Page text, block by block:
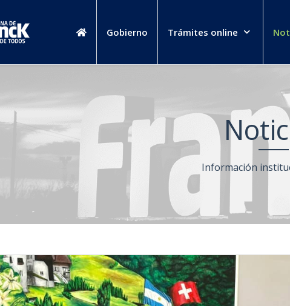
Gobierno Trámites online
Información